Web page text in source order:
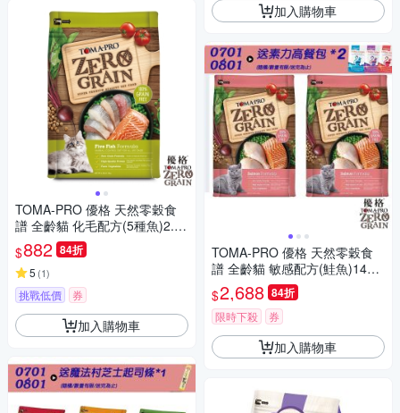
TOMA-PRO 優格 天然零穀食
譜 全齡貓 化毛配方(5種魚)2.5
磅X2包
$882 84折
5 (1)
挑戰低價 券
加入購物車
加入購物車
TOMA-PRO 優格 天然零穀食
譜 全齡貓 敏感配方(鮭魚)14磅
X2包
$2,688 84折
限時下殺 券
加入購物車